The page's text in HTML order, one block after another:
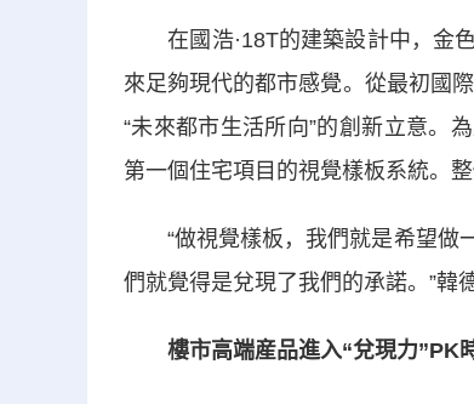
在國浩·18T的建築設計中，金色
來足夠現代的都市感覺。從最初國
“未來都市生活所向”的創新立意。
第一個住宅項目的視覺樣板系統。
“做視覺樣板，我們就是希望做
們就覺得是兌現了我們的承諾。”韓
樓市高端産品進入“兌現力”PK